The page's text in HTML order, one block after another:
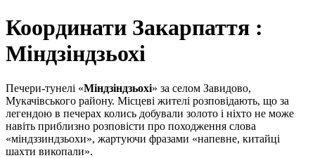
Координати Закарпаття :
Міндзіндзьохі
Печери-тунелі «Міндзіндзьохі» за селом Завидово,
Мукачівського району. Місцеві жителі розповідають, що за
легендою в печерах колись добували золото і ніхто не може
навіть приблизно розповісти про походження слова
«міндззиндзьохи», жартуючи фразами «напевне, китайці
шахти викопали».